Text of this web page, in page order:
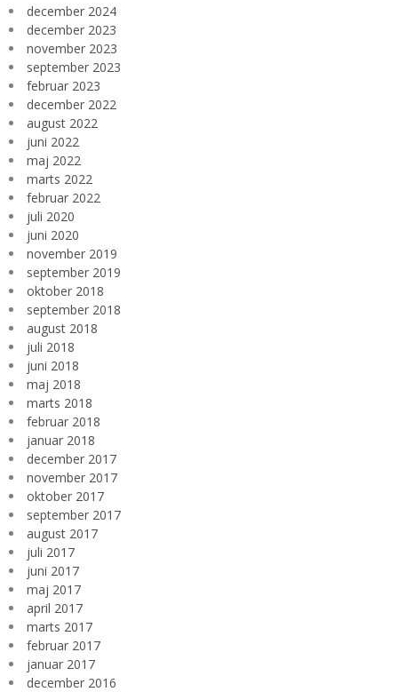
december 2024
december 2023
november 2023
september 2023
februar 2023
december 2022
august 2022
juni 2022
maj 2022
marts 2022
februar 2022
juli 2020
juni 2020
november 2019
september 2019
oktober 2018
september 2018
august 2018
juli 2018
juni 2018
maj 2018
marts 2018
februar 2018
januar 2018
december 2017
november 2017
oktober 2017
september 2017
august 2017
juli 2017
juni 2017
maj 2017
april 2017
marts 2017
februar 2017
januar 2017
december 2016